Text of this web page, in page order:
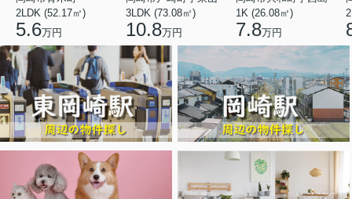
2LDK (52.17㎡)
5.6万円
3LDK (73.08㎡)
10.8万円
1K (26.08㎡)
7.8万円